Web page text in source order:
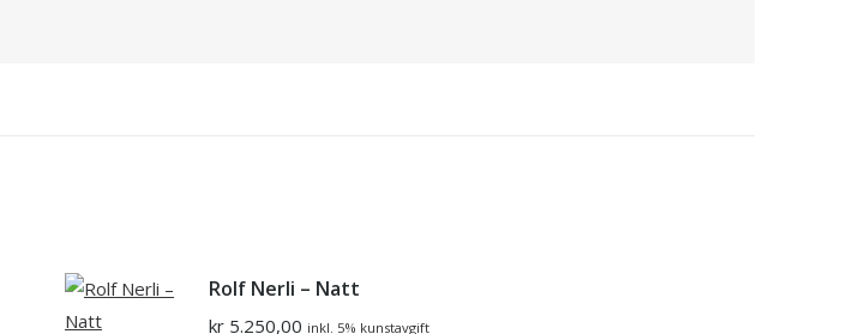
Rolf Nerli – Natt
kr 5.250,00 inkl. 5% kunstavgift